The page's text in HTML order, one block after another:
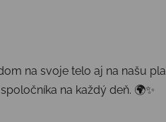
na svoje telo aj na našu
na každý deň. 🌍✨